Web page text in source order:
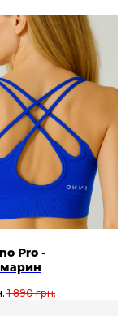
Pro -
1 890 грн.